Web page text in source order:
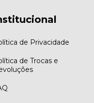
de Privacidade
de Trocas e